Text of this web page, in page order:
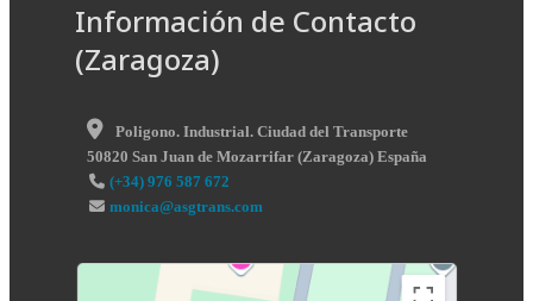
Información de Contacto
(Zaragoza)
Poligono. Industrial. Ciudad del Transporte
50820 San Juan de Mozarrifar (Zaragoza) España
(+34) 976 587 672
monica@asgtrans.com